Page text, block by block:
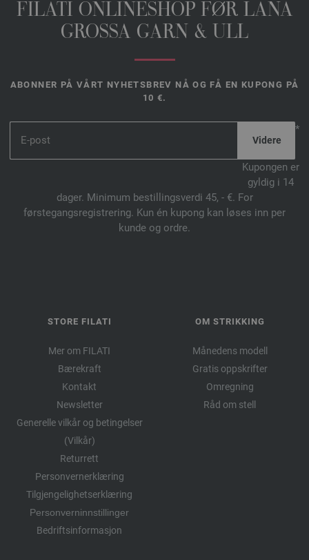
FILATI ONLINESHOP FØR LANA
GROSSA GARN & ULL
ABONNER PÅ VÅRT NYHETSBREV NÅ OG FÅ EN KUPONG PÅ
10 €.
*
Kupongen er
gyldig i 14
dager. Minimum bestillingsverdi 45, - €. For
førstegangsregistrering. Kun én kupong kan løses inn per
kunde og ordre.
STORE FILATI
Mer om FILATI
Bærekraft
Kontakt
Newsletter
Generelle vilkår og betingelser
(Vilkår)
Returrett
Personvernerklæring
Tilgjengelighetserklæring
Personverninnstillinger
Bedriftsinformasjon
OM STRIKKING
Månedens modell
Gratis oppskrifter
Omregning
Råd om stell